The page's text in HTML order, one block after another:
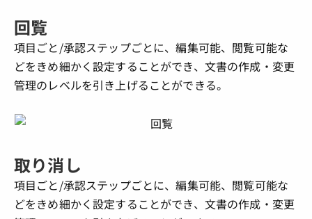
回覧
項目ごと/承認ステップごとに、編集可能、閲覧可能な
どをきめ細かく設定することができ、文書の作成・変更
管理のレベルを引き上げることができる。
取り消し
項目ごと/承認ステップごとに、編集可能、閲覧可能な
どをきめ細かく設定することができ、文書の作成・変更